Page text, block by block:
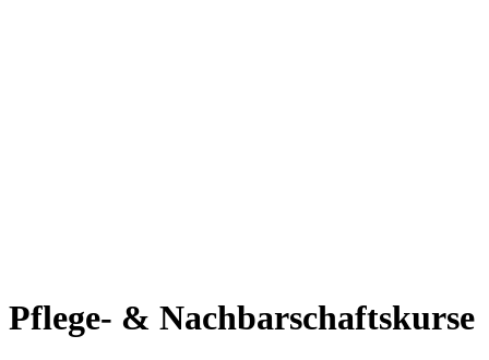
Pflege- & Nachbarschaftskurse